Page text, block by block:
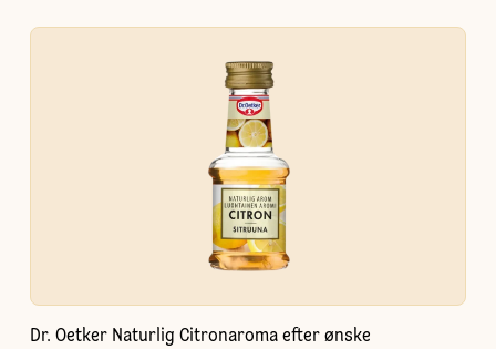
Dr. Oetker Naturlig Citronaroma efter ønske